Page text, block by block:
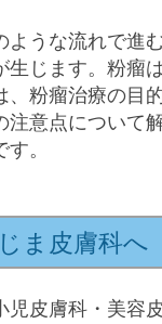
ような流れで進
生じます。粉瘤
、粉瘤治療の目
意点について
。
ま皮膚科へ
児皮膚科・美容